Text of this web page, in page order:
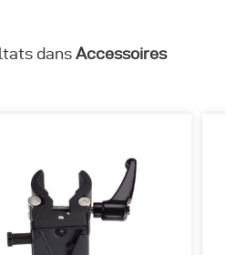
dans Accessoires